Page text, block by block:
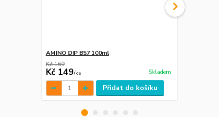
AMINO DIP B57 100ml
Kč 169
Kč 149/ks Skladem
Přidat do košíku